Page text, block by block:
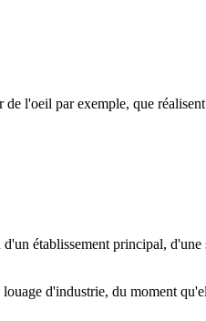
l'oeil par exemple, que
établissement principal,
d'industrie, du moment